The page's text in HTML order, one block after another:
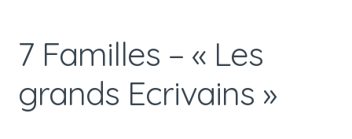
7 Familles – « Les
grands Ecrivains »